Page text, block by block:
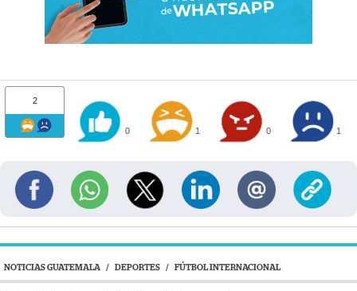
2
0 1 0 1
NOTICIAS GUATEMALA / DEPORTES / FÚTBOL INTERNACIONAL